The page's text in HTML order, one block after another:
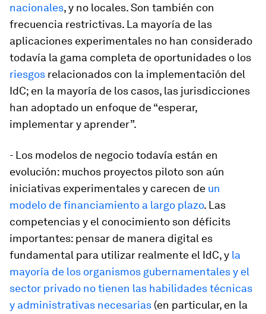
nacionales, y no locales. Son también con
frecuencia restrictivas. La mayoría de las
aplicaciones experimentales no han considerado
todavía la gama completa de oportunidades o los
riesgos relacionados con la implementación del
IdC; en la mayoría de los casos, las jurisdicciones
han adoptado un enfoque de “esperar,
implementar y aprender”.
- Los modelos de negocio todavía están en
evolución: muchos proyectos piloto son aún
iniciativas experimentales y carecen de un
modelo de financiamiento a largo plazo. Las
competencias y el conocimiento son déficits
importantes: pensar de manera digital es
fundamental para utilizar realmente el IdC, y la
mayoría de los organismos gubernamentales y el
sector privado no tienen las habilidades técnicas
y administrativas necesarias (en particular, en la